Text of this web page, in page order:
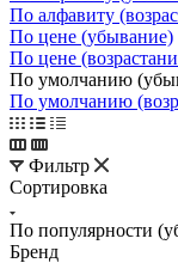
По алфавиту
По цене (убывание)
По цене
По умолчанию
По умолчанию
Фильтр
Сортировка
По популярности
Бренд